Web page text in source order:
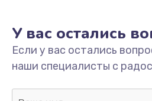
995 руб.
Замена шлейфа
У вас остались
Если у вас остались
наши специалисты с